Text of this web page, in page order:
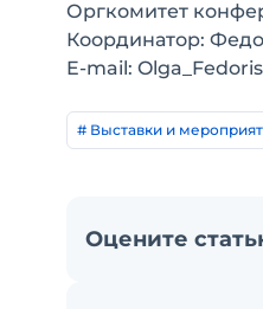
Оргкомитет
Координатор:
E-mail:
# Выставки и
Оцените